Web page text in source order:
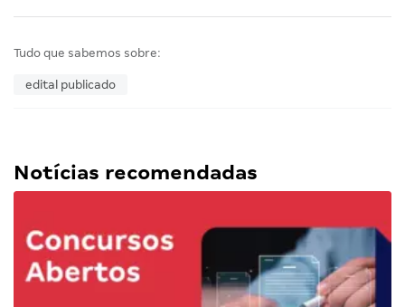
Tudo que sabemos sobre:
edital publicado
Notícias recomendadas